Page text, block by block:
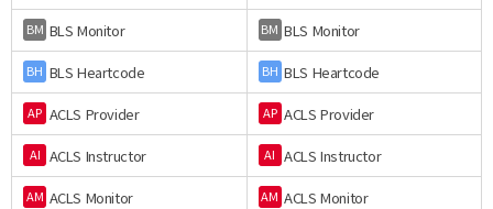
BM BLS Monitor BM BLS Monitor
BH BLS Heartcode BH BLS Heartcode
AP ACLS Provider AP ACLS Provider
AI ACLS Instructor AI ACLS Instructor
AM ACLS Monitor AM ACLS Monitor